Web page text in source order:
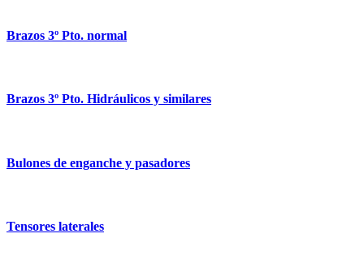
Brazos 3º Pto. normal
Brazos 3º Pto. Hidráulicos y similares
Bulones de enganche y pasadores
Tensores laterales